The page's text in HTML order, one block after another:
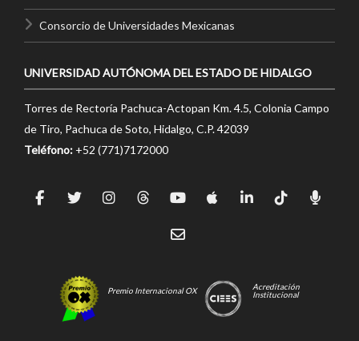
Consorcio de Universidades Mexicanas
UNIVERSIDAD AUTÓNOMA DEL ESTADO DE HIDALGO
Torres de Rectoría Pachuca-Actopan Km. 4.5, Colonia Campo
de Tiro, Pachuca de Soto, Hidalgo, C.P. 42039
Teléfono: +52 (771)7172000
Premio Internacional OX
Acreditación
Institucional